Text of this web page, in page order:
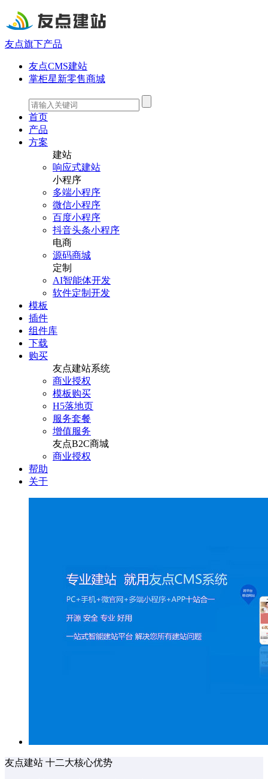
友点旗下产品
友点CMS建站
掌柜星新零售商城
首页
产品
方案
建站
响应式建站
小程序
多端小程序
微信小程序
百度小程序
抖音头条小程序
电商
源码商城
定制
AI智能体开发
软件定制开发
模板
插件
组件库
下载
购买
友点建站系统
商业授权
模板购买
H5落地页
服务套餐
增值服务
友点B2C商城
商业授权
帮助
关于
友点建站 十二大核心优势